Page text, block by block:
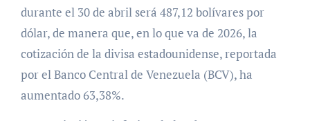
durante el 30 de abril será 487,12 bolívares por
dólar, de manera que, en lo que va de 2026, la
cotización de la divisa estadounidense, reportada
por el Banco Central de Venezuela (BCV), ha
aumentado 63,38%.